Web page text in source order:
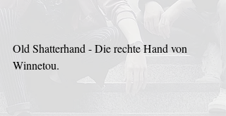
Old Shatterhand - Die rechte Hand von
Winnetou.